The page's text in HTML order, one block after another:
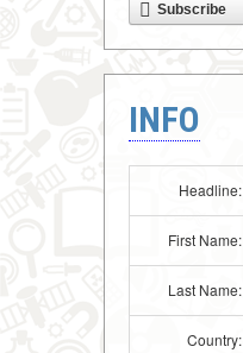
Subscribe
INFO
Headline:
First Name:
Last Name:
Country: